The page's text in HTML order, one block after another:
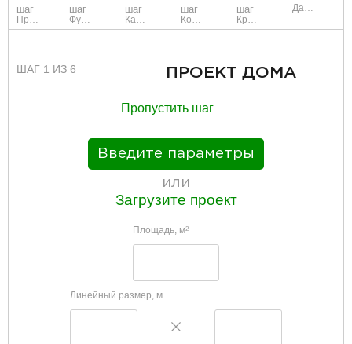
шаг
Проект
шаг
Фундамент
шаг
Каркас и стены
шаг
Коммуникации
шаг
Крыша
Данные
ШАГ 1 ИЗ 6 ПРОЕКТ ДОМА
Пропустить шаг
Введите параметры
или
Загрузите проект
Площадь, м2
Линейный размер, м